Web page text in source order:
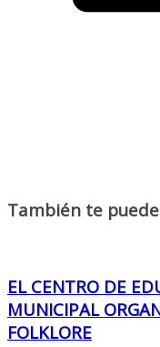
También te
EL CENTRO DE
MUNICIPAL
FOLKLORE